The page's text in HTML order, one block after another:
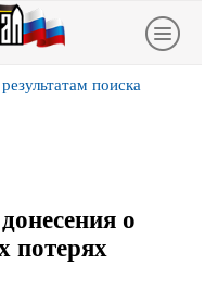
поиска
о
потерях